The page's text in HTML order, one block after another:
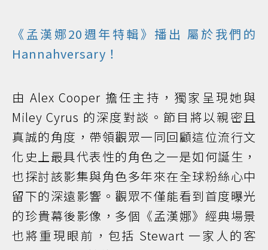
《孟漢娜20週年特輯》播出 屬於我們的
Hannahversary！
由 Alex Cooper 擔任主持，獨家呈現她與
Miley Cyrus 的深度對談。節目將以親密且
真誠的角度，帶領觀眾一同回顧這位流行文
化史上最具代表性的角色之一是如何誕生，
也探討該影集與角色多年來在全球粉絲心中
留下的深遠影響。觀眾不僅能看到首度曝光
的珍貴幕後影像，多個《孟漢娜》經典場景
也將重現眼前，包括 Stewart 一家人的客